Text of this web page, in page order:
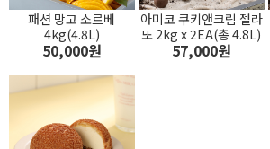
패션 망고 소르베
4kg(4.8L)
50,000원
아미코 쿠키앤크림 젤라
또 2kg x 2EA(총 4.8L)
57,000원